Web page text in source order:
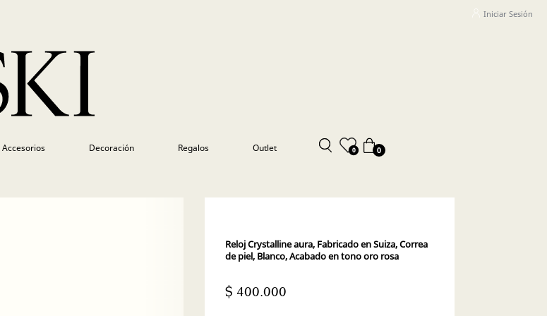
Iniciar Sesión
Accesorios Decoración Regalos Outlet 0 0
Reloj Crystalline aura, Fabricado en Suiza, Correa
de piel, Blanco, Acabado en tono oro rosa
$ 400.000